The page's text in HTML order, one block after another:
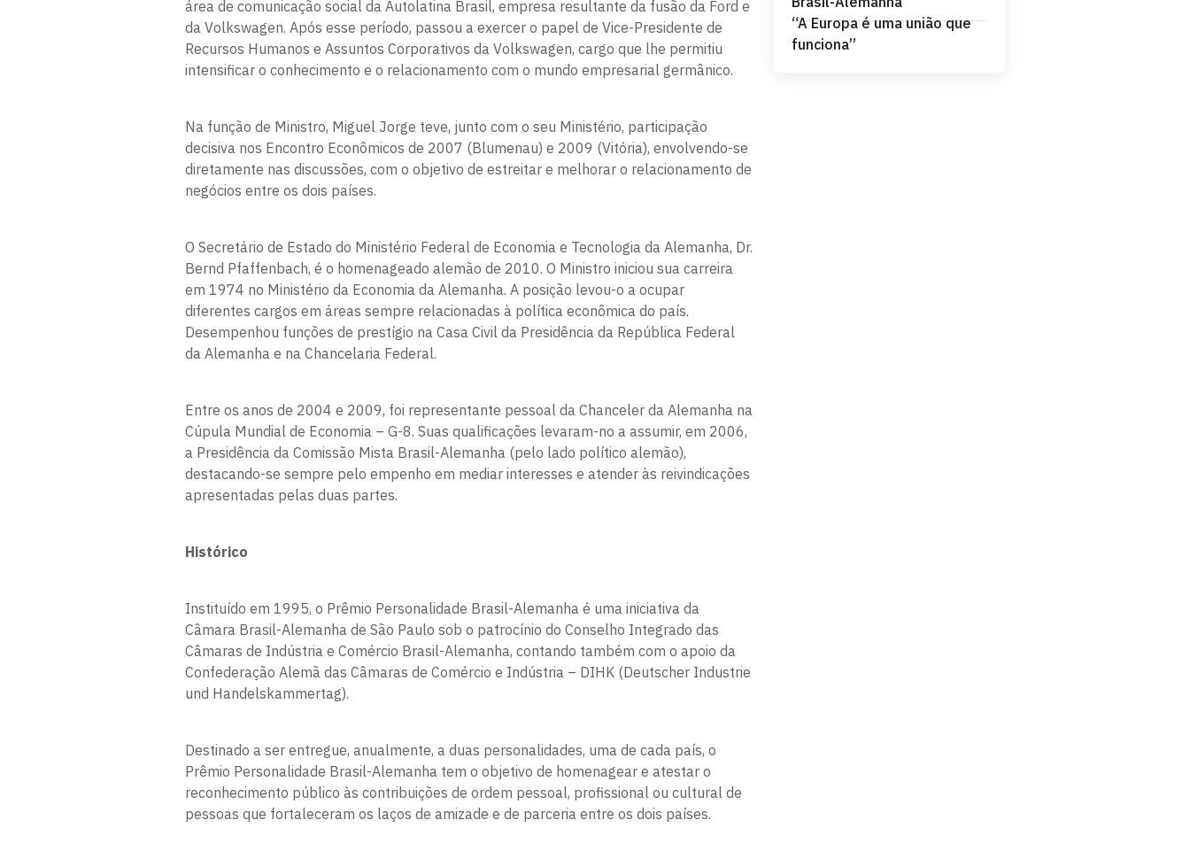
área de comunicação social da Autolatina Brasil, empresa resultante da fusão da Ford e
da Volkswagen. Após esse período, passou a exercer o papel de Vice-Presidente de
Recursos Humanos e Assuntos Corporativos da Volkswagen, cargo que lhe permitiu
intensificar o conhecimento e o relacionamento com o mundo empresarial germânico.
Na função de Ministro, Miguel Jorge teve, junto com o seu Ministério, participação
decisiva nos Encontro Econômicos de 2007 (Blumenau) e 2009 (Vitória), envolvendo-se
diretamente nas discussões, com o objetivo de estreitar e melhorar o relacionamento de
negócios entre os dois países.
O Secretário de Estado do Ministério Federal de Economia e Tecnologia da Alemanha, Dr.
Bernd Pfaffenbach, é o homenageado alemão de 2010. O Ministro iniciou sua carreira
em 1974 no Ministério da Economia da Alemanha. A posição levou-o a ocupar
diferentes cargos em áreas sempre relacionadas à política econômica do país.
Desempenhou funções de prestígio na Casa Civil da Presidência da República Federal
da Alemanha e na Chancelaria Federal.
Entre os anos de 2004 e 2009, foi representante pessoal da Chanceler da Alemanha na
Cúpula Mundial de Economia – G-8. Suas qualificações levaram-no a assumir, em 2006,
a Presidência da Comissão Mista Brasil-Alemanha (pelo lado político alemão),
destacando-se sempre pelo empenho em mediar interesses e atender às reivindicações
apresentadas pelas duas partes.
Histórico
Instituído em 1995, o Prêmio Personalidade Brasil-Alemanha é uma iniciativa da
Câmara Brasil-Alemanha de São Paulo sob o patrocínio do Conselho Integrado das
Câmaras de Indústria e Comércio Brasil-Alemanha, contando também com o apoio da
Confederação Alemã das Câmaras de Comércio e Indústria – DIHK (Deutscher Industrie
und Handelskammertag).
Destinado a ser entregue, anualmente, a duas personalidades, uma de cada país, o
Prêmio Personalidade Brasil-Alemanha tem o objetivo de homenagear e atestar o
reconhecimento público às contribuições de ordem pessoal, profissional ou cultural de
pessoas que fortaleceram os laços de amizade e de parceria entre os dois países.
“A Europa é uma união que
funciona”